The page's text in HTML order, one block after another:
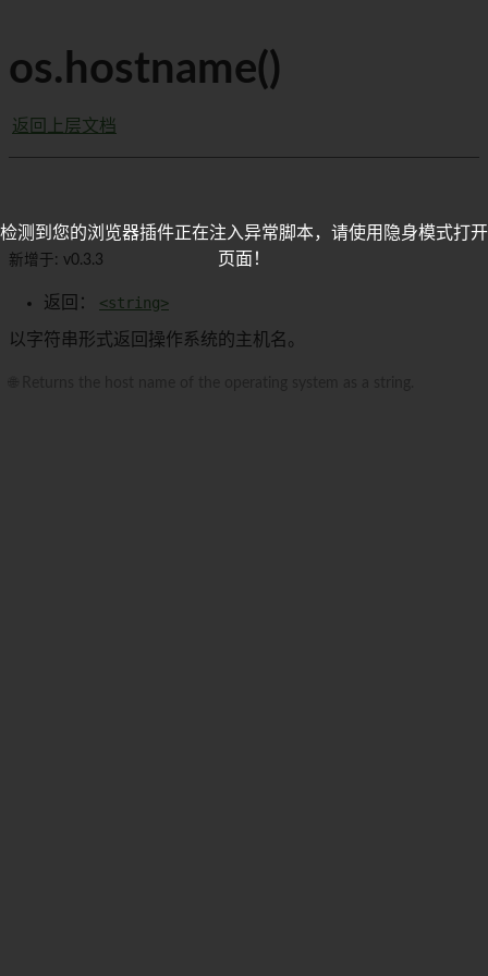
os.hostname()
返回上层文档
新增于: v0.3.3
返回： <string>
以字符串形式返回操作系统的主机名。
检测到您的浏览器插件正在注入异常脚本，请使用隐身模式打开
页面！